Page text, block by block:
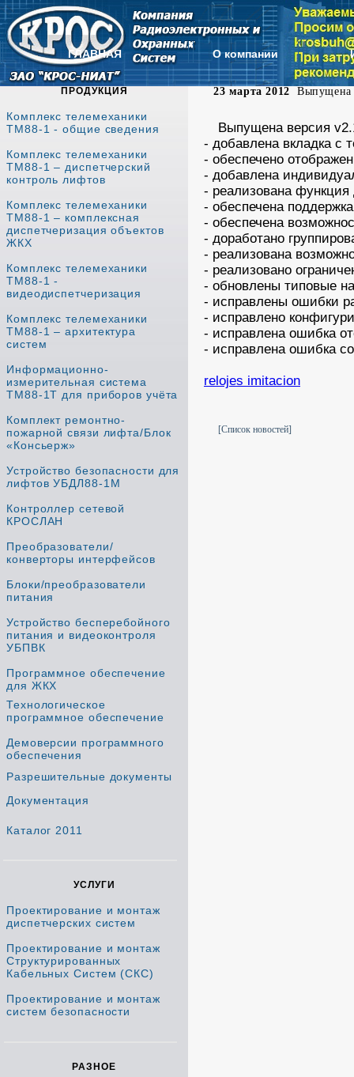
ГЛАВНАЯ
ПРОДУКЦИЯ
Комплекс телемеханики
ТМ88-1 - общие сведения
Комплекс телемеханики
ТМ88-1 – диспетчерский
контроль лифтов
Комплекс телемеханики
ТМ88-1 – комплексная
диспетчеризация объектов
ЖКХ
Комплекс телемеханики
ТМ88-1 -
видеодиспетчеризация
Комплекс телемеханики
ТМ88-1 – архитектура
систем
Информационно-
измерительная система
ТМ88-1Т для приборов учёта
Комплект ремонтно-
пожарной связи лифта/Блок
«Консьерж»
Устройство безопасности для
лифтов УБДЛ88-1М
Контроллер сетевой
КРОСЛАН
Преобразователи/
конверторы интерфейсов
Блоки/преобразователи
питания
Устройство бесперебойного
питания и видеоконтроля
УБПВК
Программное обеспечение
для ЖКХ
Технологическое
программное обеспечение
Демоверсии программного
обеспечения
Разрешительные документы
Документация
Каталог 2011
УСЛУГИ
Проектирование и монтаж
диспетчерских систем
Проектирование и монтаж
Структурированных
Кабельных Систем (СКС)
Проектирование и монтаж
систем безопасности
РАЗНОЕ
О компании
23 марта 2012 Выпущена
Выпущена версия
- добавлена вкладка с
- обеспечено
- добавлена
- реализована
- обеспечена
- обеспечена
- доработано
- реализована
- реализовано
- обновлены типовые
- исправлены ошибки
- исправлено
- исправлена ошибка
- исправлена ошибка
relojes imitacion
[Список новостей]